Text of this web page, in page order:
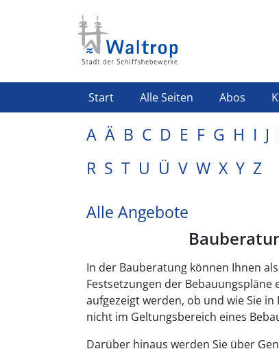
Highlight Menü
Start Alle Seiten Abos
A Ä B C D E F G H I J
R S T U Ü V W X Y Z
Alle Angebote
In der Bauberatung können Ihnen
Festsetzungen der
aufgezeigt werden, ob und wie Sie
nicht im Geltungsbereich eines
Darüber hinaus werden Sie über